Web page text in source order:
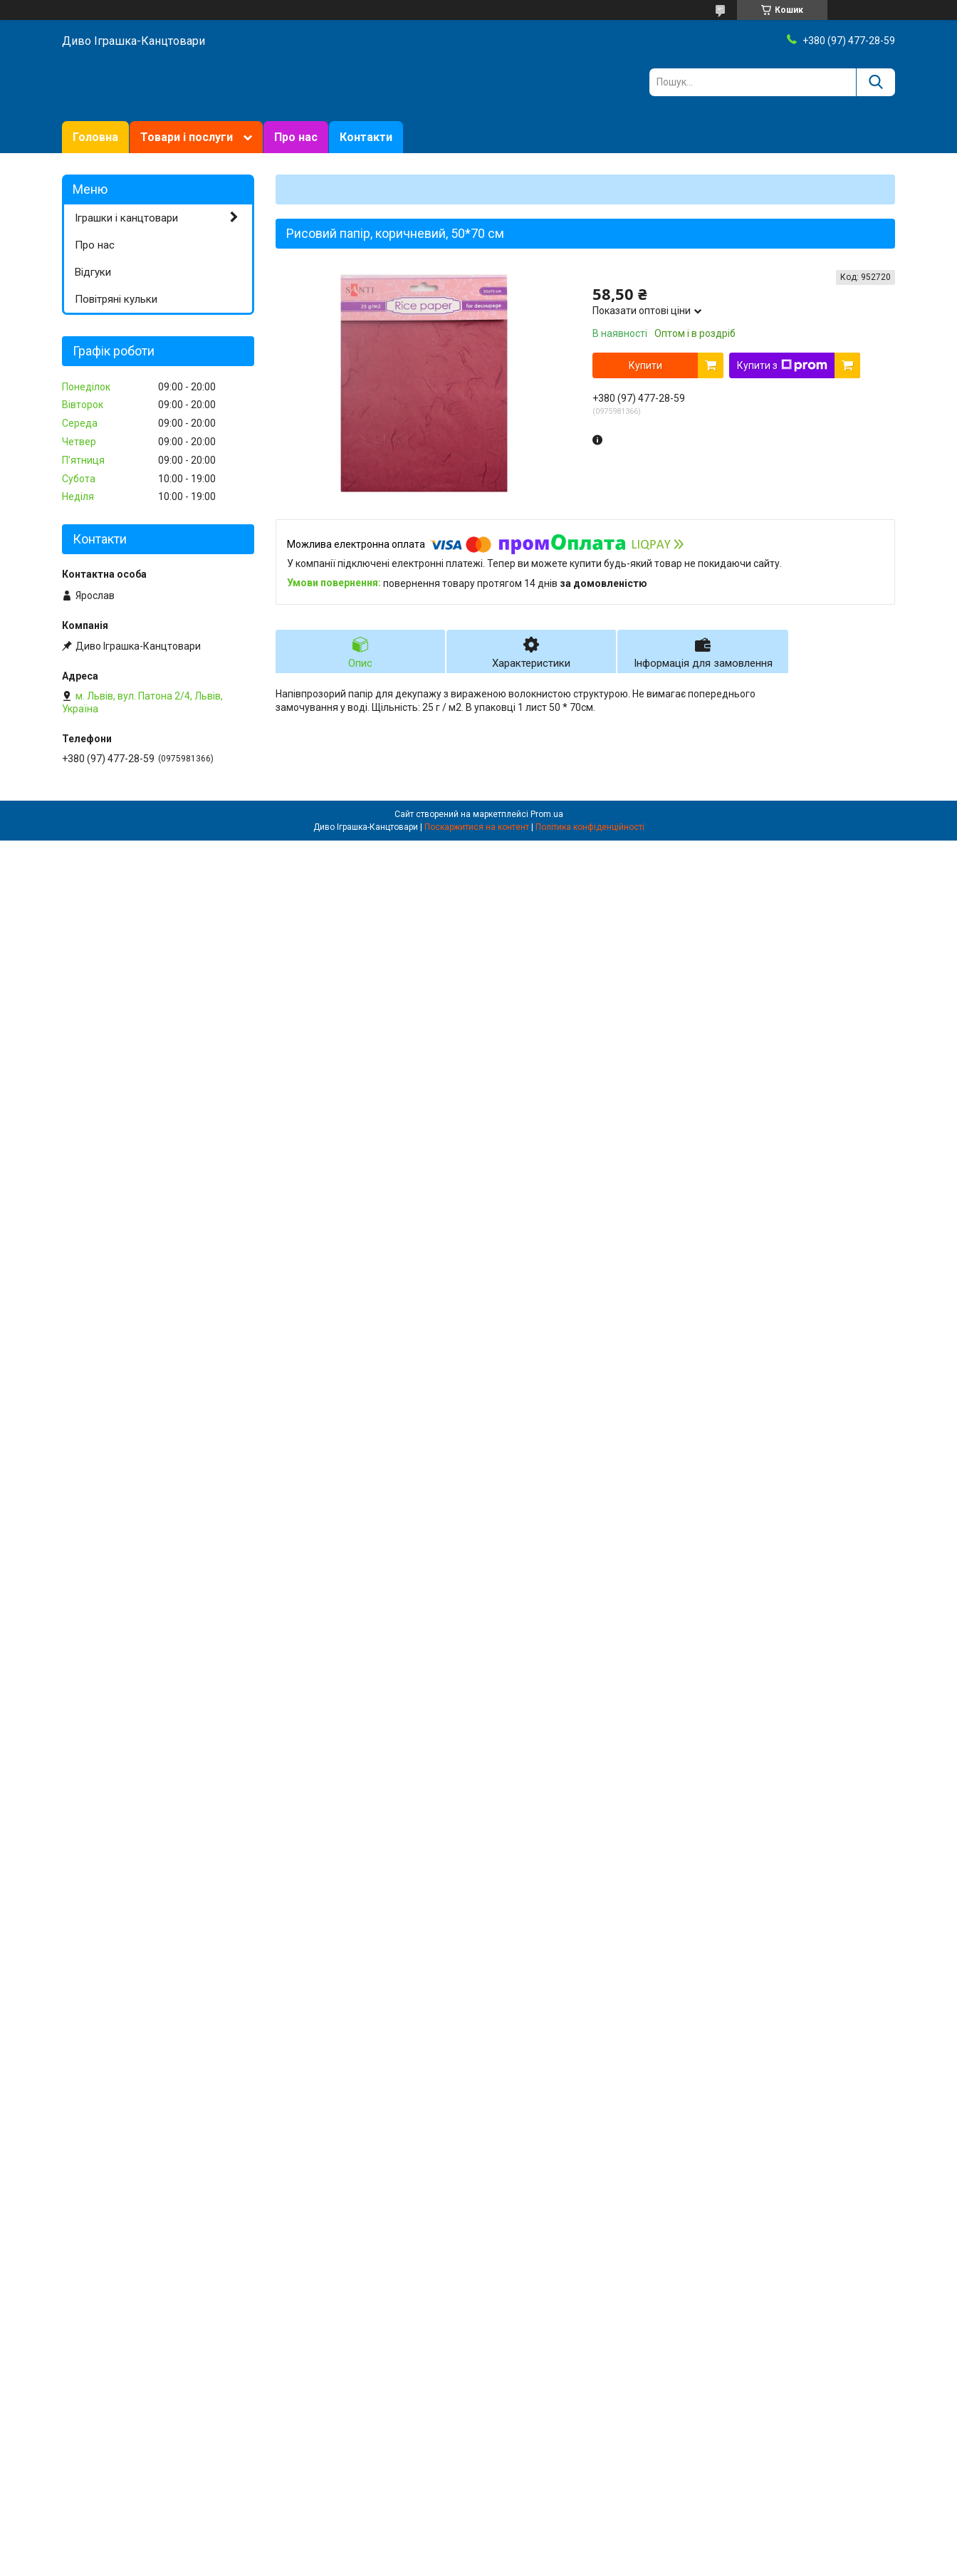
Кошик
Диво Іграшка-Канцтовари +380 (97) 477-28-59
Головна Товари і послуги Про нас Контакти
Рисовий папір, коричневий, 50*70 см
58,50 ₴
Показати оптові ціни
В наявності
Оптом і в роздріб
Код: 952720
Купити Купити з
+380 (97) 477-28-59
0975981366
У компанії підключені електронні платежі. Тепер ви можете купити будь-який товар не покидаючи сайту.
повернення товару протягом 14 днів за домовленістю
Опис Характеристики Інформація для замовлення
Напівпрозорий папір для декупажу з вираженою волокнистою структурою. Не вимагає попереднього
замочування у воді. Щільність: 25 г / м2. В упаковці 1 лист 50 * 70см.
Іграшки і канцтовари
Про нас
Відгуки
Повітряні кульки
Графік роботи
Понеділок 09:00
20:00
Вівторок
09:00
20:00
Середа
09:00
20:00
Четвер
09:00
20:00
Пʼятниця
09:00
20:00
Субота
10:00
19:00
Неділя
10:00 19:00
Контакти
Ярослав
Диво Іграшка-Канцтовари
м. Львів, вул. Патона 2/4, Львів,
Україна
+380 (97) 477-28-59 0975981366
Сайт створений на маркетплейсі Prom.ua
Поскаржитися на контент Політика конфіденційності